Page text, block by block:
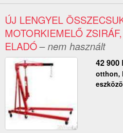
ÚJ LENGYEL
MOTORKIEMELŐ
ELADÓ– nem használt
42 900
otthon,